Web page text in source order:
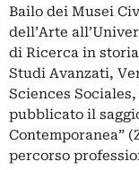
Bailo dei Musei
dell’Arte
di Ricerca in
Studi Avanzati,
Sciences
pubblicato il
Contemporanea”
percorso